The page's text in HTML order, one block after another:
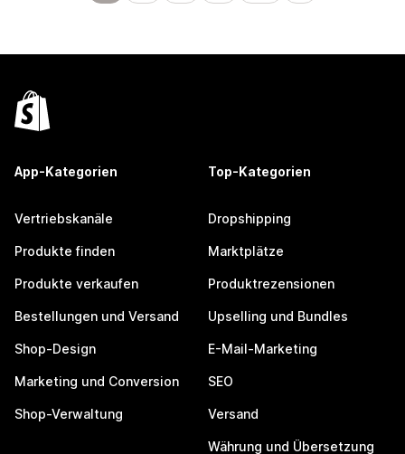
App-Kategorien
Vertriebskanäle
Produkte finden
Produkte verkaufen
Bestellungen und Versand
Shop-Design
Marketing und Conversion
Shop-Verwaltung
Top-Kategorien
Dropshipping
Marktplätze
Produktrezensionen
Upselling und Bundles
E-Mail-Marketing
SEO
Versand
Währung und Übersetzung